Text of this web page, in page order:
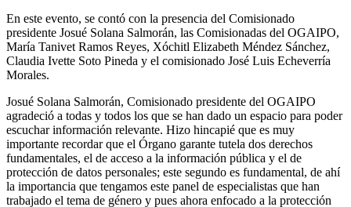
En este evento, se contó con la presencia del Comisionado
presidente Josué Solana Salmorán, las Comisionadas del OGAIPO,
María Tanivet Ramos Reyes, Xóchitl Elizabeth Méndez Sánchez,
Claudia Ivette Soto Pineda y el comisionado José Luis Echeverría
Morales.
Josué Solana Salmorán, Comisionado presidente del OGAIPO
agradeció a todas y todos los que se han dado un espacio para poder
escuchar información relevante. Hizo hincapié que es muy
importante recordar que el Órgano garante tutela dos derechos
fundamentales, el de acceso a la información pública y el de
protección de datos personales; este segundo es fundamental, de ahí
la importancia que tengamos este panel de especialistas que han
trabajado el tema de género y pues ahora enfocado a la protección